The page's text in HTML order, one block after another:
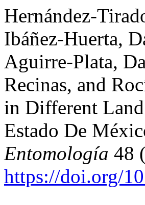
Hernández-
Ibáñez-Huerta,
Aguirre-Plata,
Recinas, and
in Different Land
Estado De
Entomología 48
https://doi.org/